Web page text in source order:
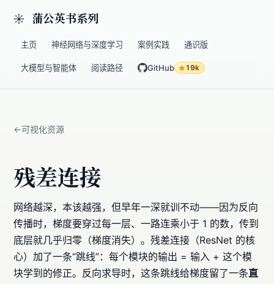
蒲公英书系列
主页 神经网络与深度学习 案例实践 通识版
大模型与智能体 阅读路径 GitHub 19k
可视化资源
残差连接
网络越深，本该越强，但早年一深就训不动——因为反向
传播时，梯度要穿过每一层、一路连乘小于 1 的数，传到
底层就几乎归零（梯度消失）。残差连接（ResNet 的核
心）加了一条“跳线”：每个模块的输出 = 输入 + 这个模
块学到的修正。反向求导时，这条跳线给梯度留了一条直